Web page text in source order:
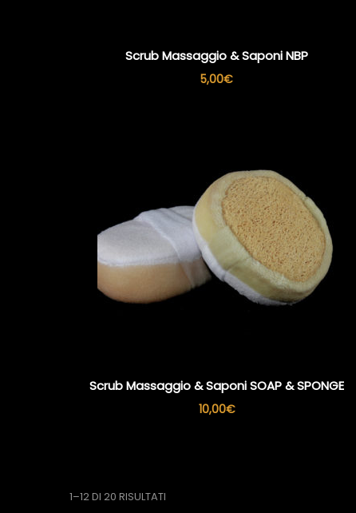
Scrub Massaggio & Saponi NBP
5,00€
Scrub Massaggio & Saponi SOAP & SPONGE
10,00€
1–12 DI 20 RISULTATI